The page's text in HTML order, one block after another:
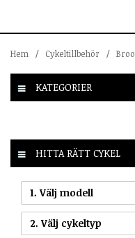
Hem / Cykeltillbehör /
KATEGORIER
HITTA RÄTT CYKEL
1. Välj modell
2. Välj cykeltyp